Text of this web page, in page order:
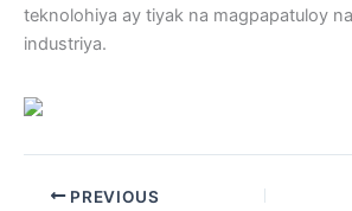
teknolohiya ay tiyak na magpapatuloy
industriya.
PREVIOUS